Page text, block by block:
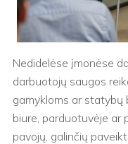
Nedidelėse įmonėse
darbuotojų saugos
gamykloms ar statybų
biure, parduotuvėje ar
pavojų, galinčių